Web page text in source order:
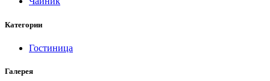
Категории
Гостиница
Галерея